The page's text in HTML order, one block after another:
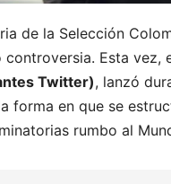
de la Selección
controversia. Esta
Twitter), lanzó
forma en que se
rumbo al